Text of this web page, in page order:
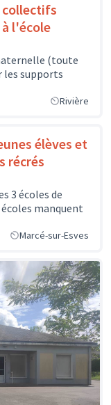
collectifs
l'école
(toute
les supports
Rivière
élèves et
récrés
3 écoles de
écoles manquent
Marcé-sur-Esves